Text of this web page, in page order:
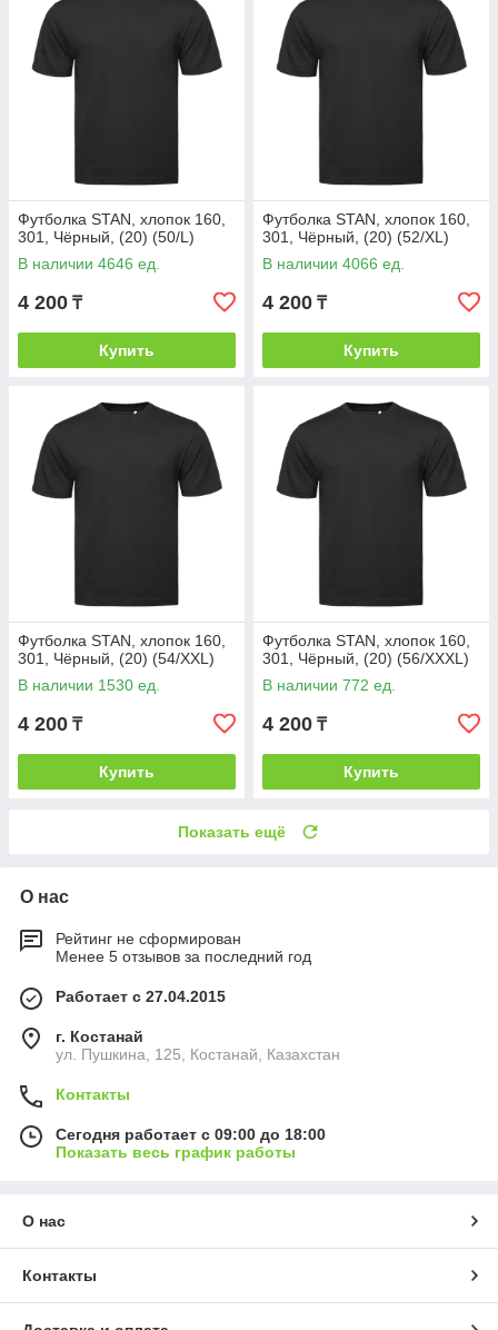
Футболка STAN, хлопок 160,
301, Чёрный, (20) (50/L)
В наличии 4646 ед.
4 200 ₸
Купить
Футболка STAN, хлопок 160,
301, Чёрный, (20) (52/XL)
В наличии 4066 ед.
4 200 ₸
Купить
Футболка STAN, хлопок 160,
301, Чёрный, (20) (54/XXL)
В наличии 1530 ед.
4 200 ₸
Купить
Футболка STAN, хлопок 160,
301, Чёрный, (20) (56/XXXL)
В наличии 772 ед.
4 200 ₸
Купить
Показать ещё
О нас
Рейтинг не сформирован
Менее 5 отзывов за последний год
Работает с 27.04.2015
г. Костанай
ул. Пушкина, 125, Костанай, Казахстан
Контакты
Сегодня работает с 09:00 до 18:00
Показать весь график работы
О нас
Контакты